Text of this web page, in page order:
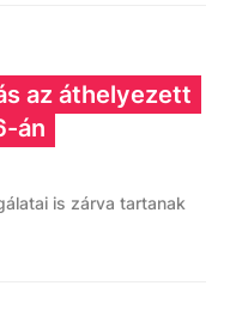
az áthelyezett
án
is zárva tartanak